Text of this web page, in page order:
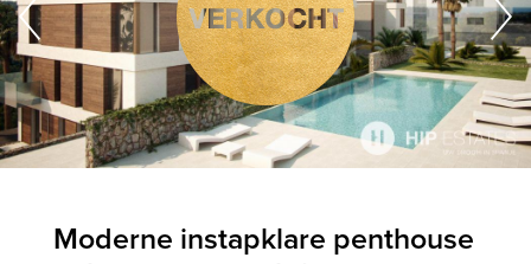
Moderne instapklare penthouse